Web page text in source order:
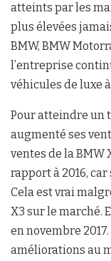
atteints par les
plus élevées
BMW, BMW
l’entreprise
véhicules de luxe
Pour atteindre un
augmenté ses
ventes de la BMW
rapport à 2016,
Cela est vrai
X3 sur le marché.
en novembre
améliorations au